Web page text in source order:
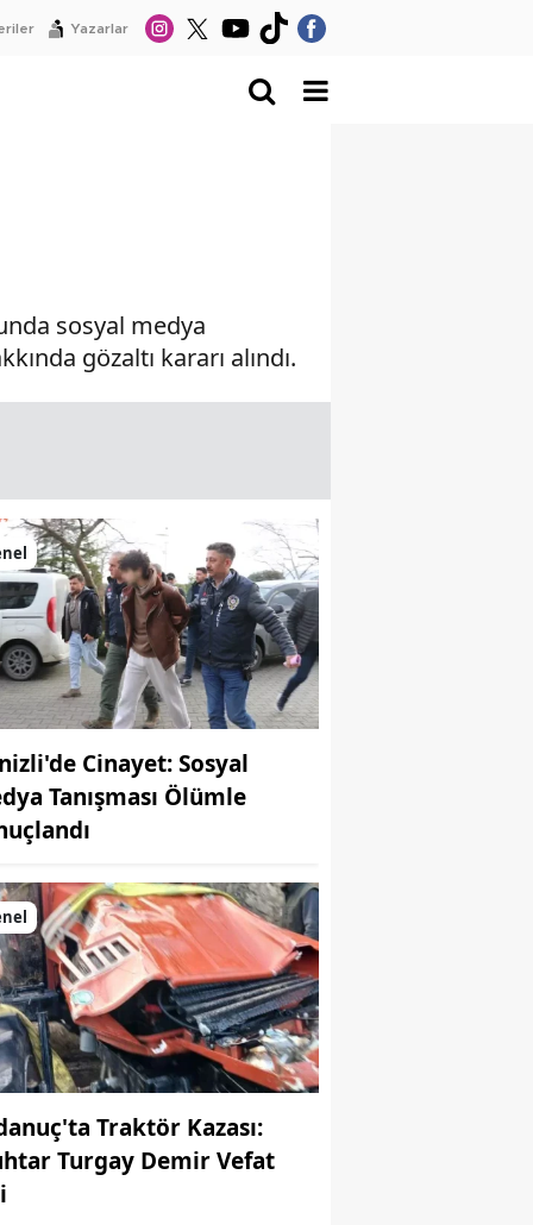
Yazarlar
sosyal medya
gözaltı kararı alındı.
Cinayet: Sosyal
Tanışması Ölümle
Traktör Kazası:
Turgay Demir Vefat